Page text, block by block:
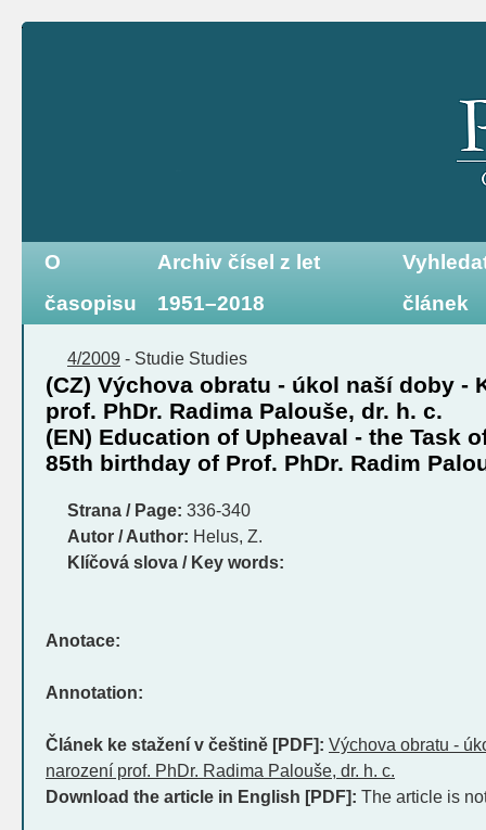
O
časopisu
Archiv čísel z let
1951–2018
článek
4/2009 - Studie Studies
(CZ) Výchova obratu - úkol naší doby -
prof. PhDr. Radima Palouše, dr. h. c.
(EN) Education of Upheaval - the Task
85th birthday of Prof. PhDr. Radim
Strana / Page: 336-340
Autor / Author: Helus, Z.
Klíčová slova / Key words:
Anotace:
Annotation:
Článek ke stažení v češtině [PDF]: Výchova obratu -
narození prof. PhDr. Radima Palouše, dr. h. c.
Download the article in English [PDF]: The article is